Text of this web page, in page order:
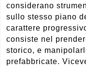
considerano
sullo stesso piano
carattere
consiste nel
storico, e
prefabbricate.